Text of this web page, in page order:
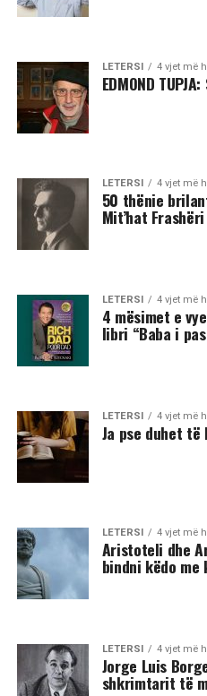
LETERSI 4 vjet më
EDMOND
LETERSI 4 vjet më
50 thënie
Mit’hat Frashëri
LETERSI 4 vjet më
4 mësimet e
libri “Baba i
LETERSI 4 vjet më
Ja pse duhet
LETERSI 4 vjet më
Aristoteli dhe
bindni këdo me
LETERSI 4 vjet më
Jorge Luis
shkrimtarit të